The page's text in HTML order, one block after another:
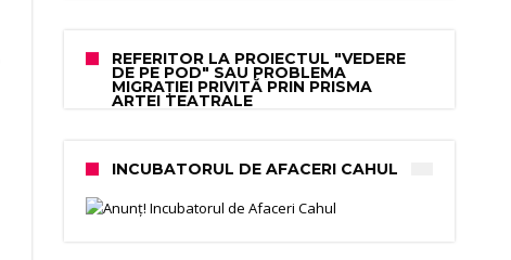
REFERITOR LA PROIECTUL "VEDERE
DE PE POD" SAU PROBLEMA
MIGRAȚIEI PRIVITĂ PRIN PRISMA
ARTEI TEATRALE
INCUBATORUL DE AFACERI CAHUL